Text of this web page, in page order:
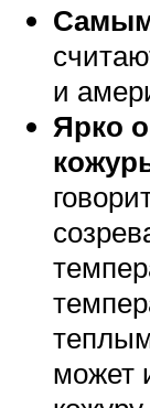
и
Ярко
может